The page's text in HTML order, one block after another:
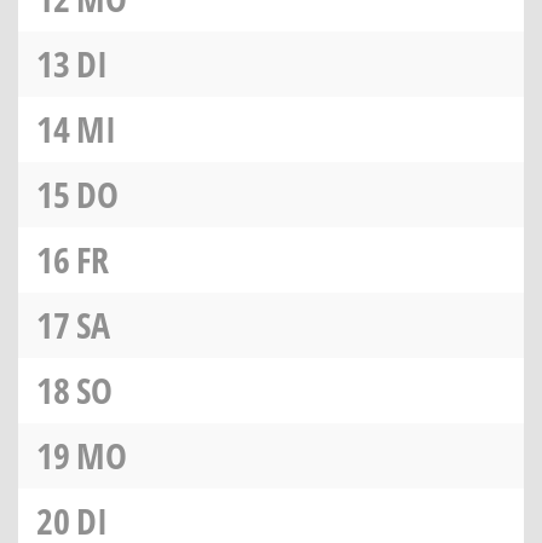
13DI
14MI
15DO
16FR
17SA
18SO
19MO
20DI